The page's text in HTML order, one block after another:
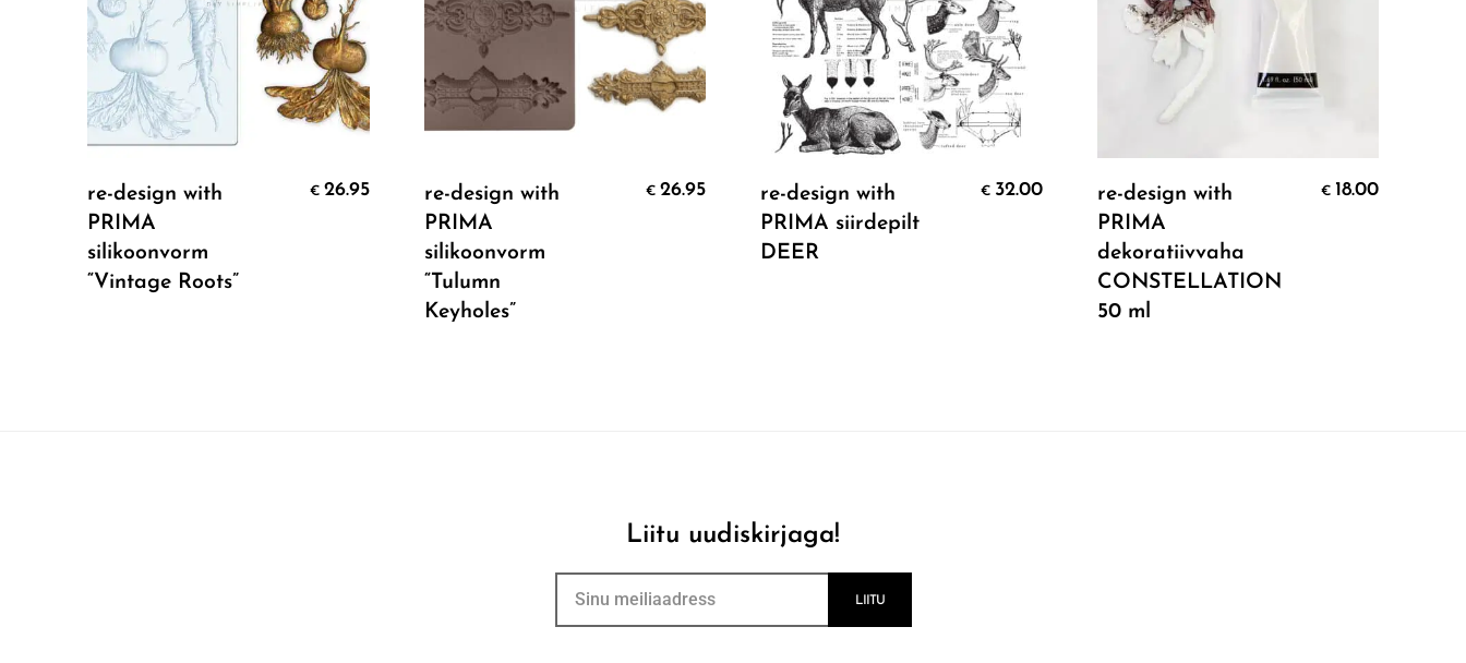
Add To Cart
re-design with
PRIMA
silikoonvorm
“Vintage Roots”
€ 26.95 Add To Cart
re-design with
PRIMA
silikoonvorm
“Tulumn
Keyholes”
€ 26.95 Add To Cart
re-design with
PRIMA siirdepilt
DEER
€ 32.00 Add To Cart
re-design with
PRIMA
dekoratiivvaha
CONSTELLATION
50 ml
€ 18.00
Liitu uudiskirjaga!